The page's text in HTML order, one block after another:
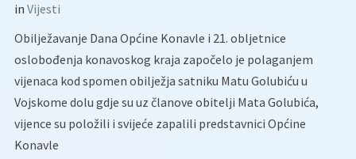
in Vijesti
Obilježavanje Dana Općine Konavle i 21. obljetnice
oslobođenja konavoskog kraja započelo je polaganjem
vijenaca kod spomen obilježja satniku Matu Golubiću u
Vojskome dolu gdje su uz članove obitelji Mata Golubića,
vijence su položili i svijeće zapalili predstavnici Općine
Konavle